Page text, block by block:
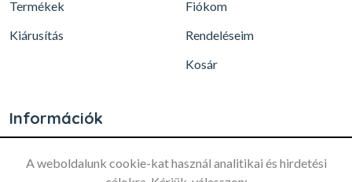
Ez a weboldal a felhasználói
Termékek
Kiárusítás
Fiókom
Rendeléseim
Kosár
Információk
A weboldalunk cookie-kat használ analitikai és hirdetési